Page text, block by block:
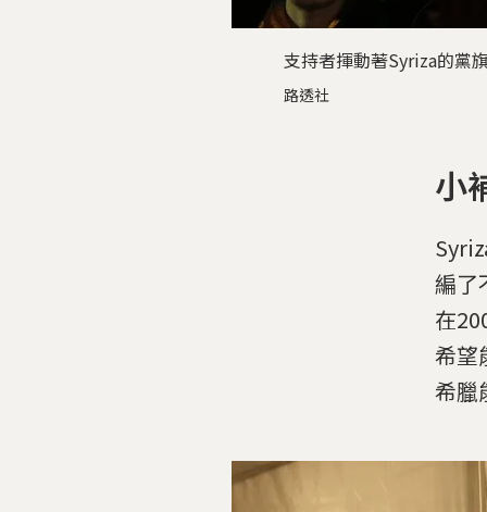
支持者揮動著Syriza的黨
路透社
小
編了
在
希望
希臘